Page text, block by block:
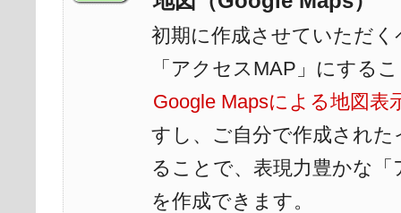
初期に作成させていただ
「アクセスMAP」にする
Google Mapsによる地図表
すし、ご自分で作成され
ることで、表現力豊かな
を作成できます。